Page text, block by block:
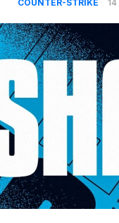
COUNTER-STRIKE